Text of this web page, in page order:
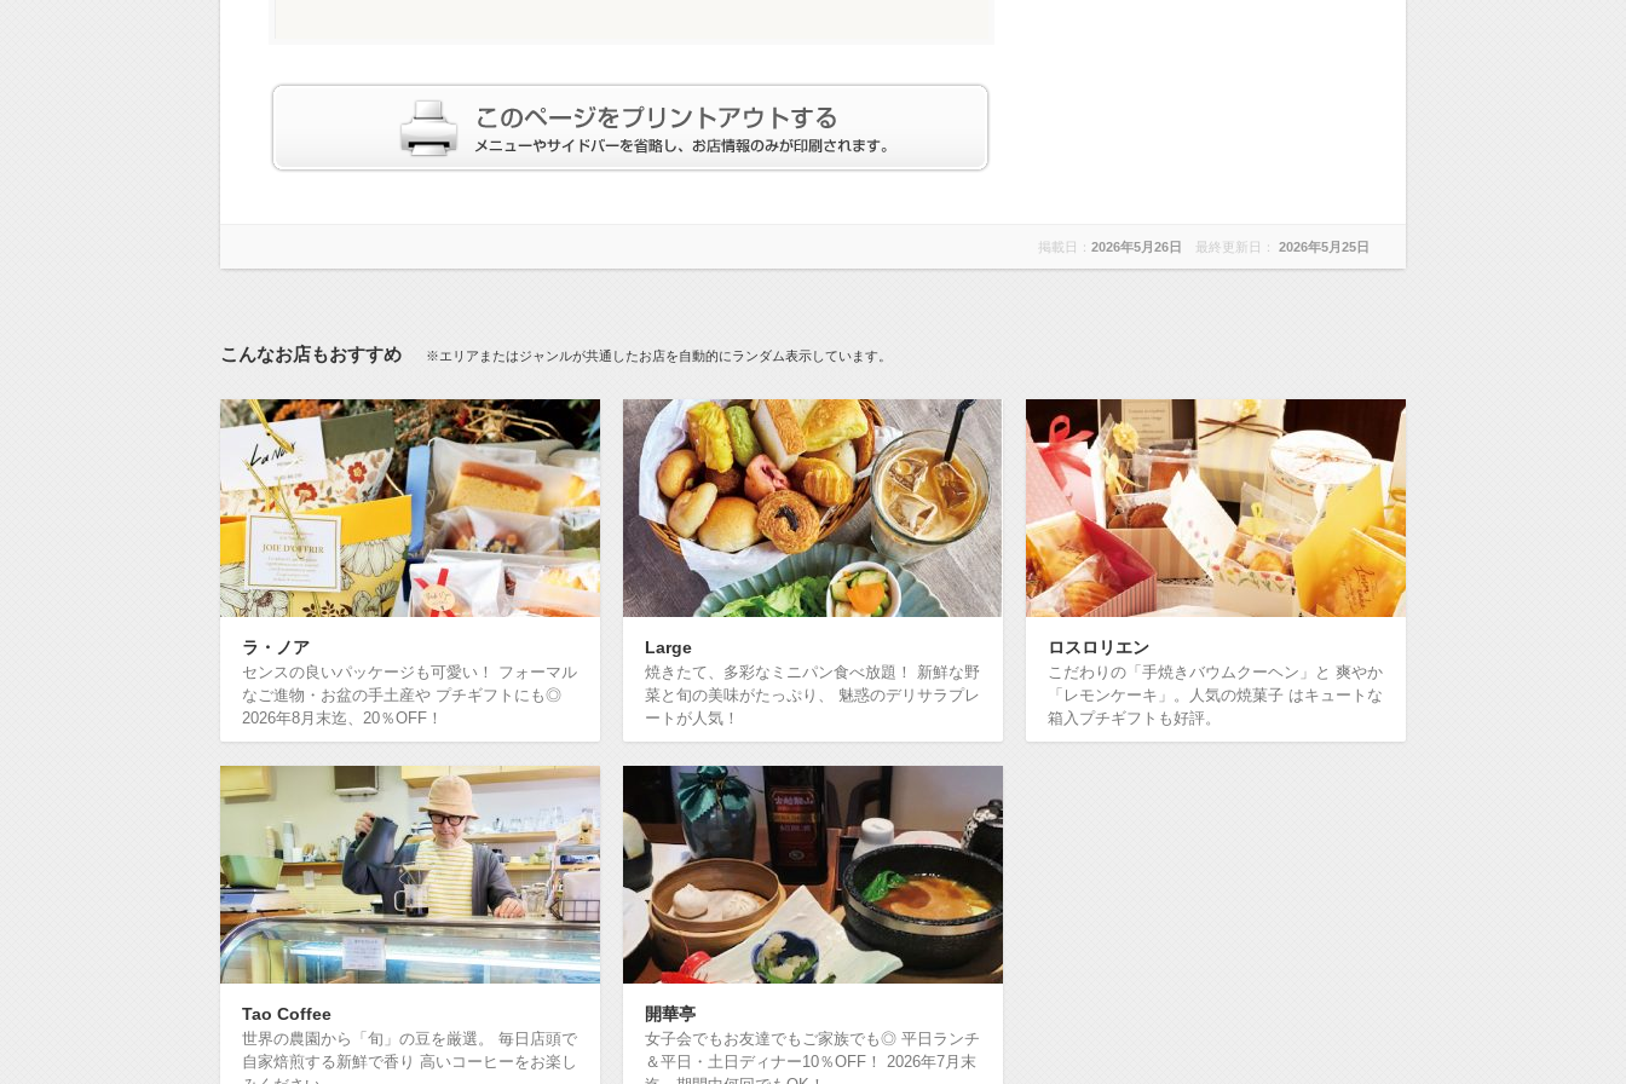
掲載日： 2026年5月26日 最終更新日： 2026年5月25日
こんなお店もおすすめ ※エリアまたはジャンルが共通したお店を自動的にランダム表示しています。
ラ・ノア
センスの良いパッケージも可愛い！ フォーマル
なご進物・お盆の手土産や プチギフトにも◎
2026年8月末迄、20％OFF！
Large
焼きたて、多彩なミニパン食べ放題！ 新鮮な野
菜と旬の美味がたっぷり、 魅惑のデリサラプレ
ートが人気！
ロスロリエン
こだわりの「手焼きバウムクーヘン」と 爽やか
「レモンケーキ」。人気の焼菓子 はキュートな
箱入プチギフトも好評。
Tao Coffee
世界の農園から「旬」の豆を厳選。 毎日店頭で
自家焙煎する新鮮で香り 高いコーヒーをお楽し
開華亭
女子会でもお友達でもご家族でも◎ 平日ランチ
＆平日・土日ディナー10％OFF！ 2026年7月末